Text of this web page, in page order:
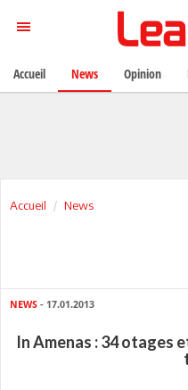
Accueil News
NEWS - 17.01.2013
In Amenas : 34 otages
Accueil News Opinion